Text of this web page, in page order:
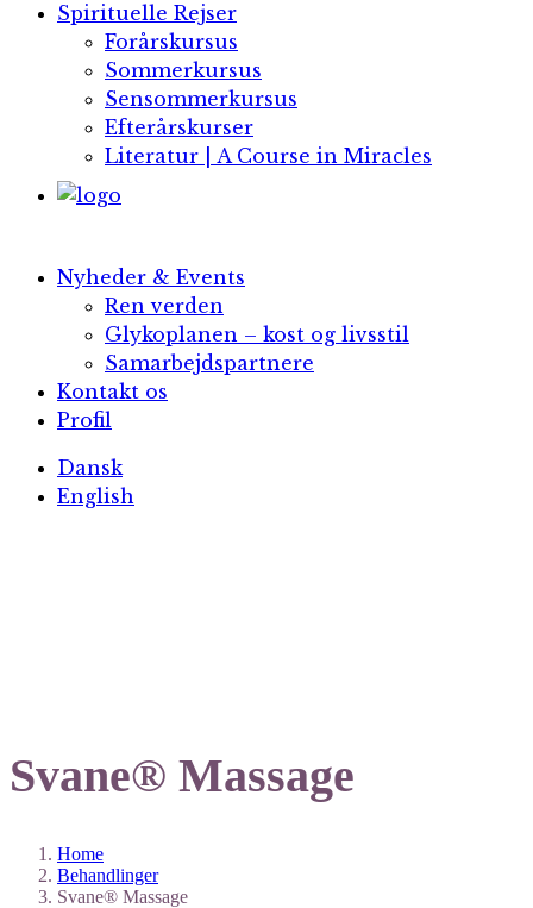
Spirituelle Rejser
Forårskursus
Sommerkursus
Sensommerkursus
Efterårskurser
Literatur | A Course in Miracles
Nyheder & Events
Ren verden
Glykoplanen – kost og livsstil
Samarbejdspartnere
Kontakt os
Profil
Dansk
English
Svane® Massage​
Home
Behandlinger
Svane® Massage​